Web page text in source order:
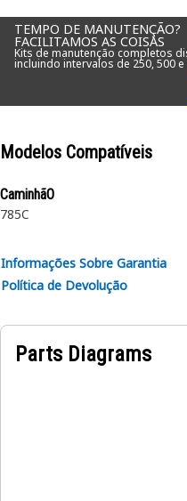
TEMPO DE MANUTENÇÃO?
FACILITAMOS AS COISAS
Kits de manutenção completos
incluindo intervalos de 250, 500 e
Modelos Compatíveis
CaminhãO
785C
Informações Sobre Garantia
Política de Devolução
Parts Diagrams